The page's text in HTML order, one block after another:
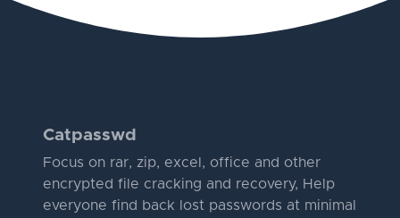
Catpasswd
Focus on rar, zip, excel, office and other
encrypted file cracking and recovery, Help
everyone find back lost passwords at minimal